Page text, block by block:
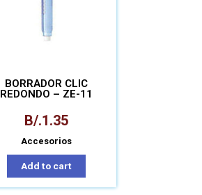
BORRADOR CLIC
REDONDO – ZE-11
B/.1.35
Accesorios
Add to cart